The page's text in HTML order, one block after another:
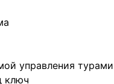
управления турами
ключ